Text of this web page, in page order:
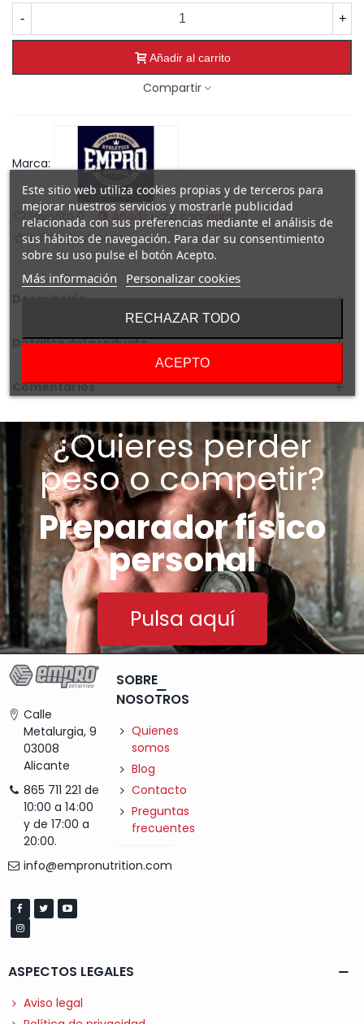
- +
Añadir al carrito
Compartir
Marca:
Favorito 0 Añadir para comparar 0
A lista de deseos
Detalles del producto
Comentarios
¿Quieres perder
peso o competir?
Preparador físico
personal
Pulsa aquí
Calle
Metalurgia, 9
03008
Alicante
865 711 221 de
10:00 a 14:00
y de 17:00 a
20:00.
info@empronutrition.com
SOBRE
NOSOTROS
Quienes
somos
Blog
Contacto
Preguntas
frecuentes
ASPECTOS LEGALES
Aviso legal
Este sitio web utiliza cookies propias y de terceros para
mejorar nuestros servicios y mostrarle publicidad
relacionada con sus preferencias mediante el análisis de
sus hábitos de navegación. Para dar su consentimiento
sobre su uso pulse el botón Acepto.
Más información Personalizar cookies
RECHAZAR TODO
ACEPTO